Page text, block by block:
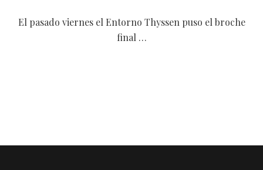
El pasado viernes el Entorno Thyssen puso el broche
final …